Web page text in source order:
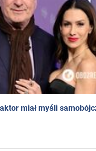
miał myśli